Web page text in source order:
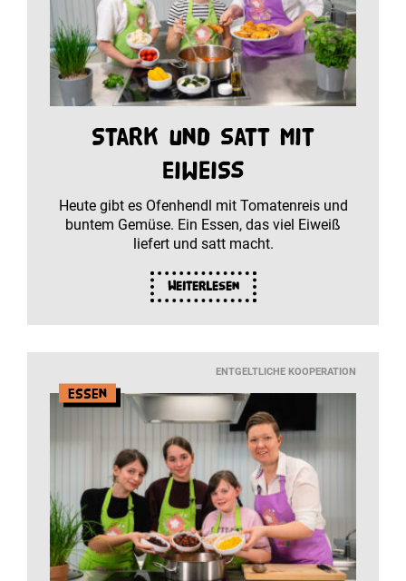
Stark und satt mit
Eiweiß
Heute gibt es Ofenhendl mit Tomatenreis und
buntem Gemüse. Ein Essen, das viel Eiweiß
liefert und satt macht.
Weiterlesen
ENTGELTLICHE KOOPERATION
Essen